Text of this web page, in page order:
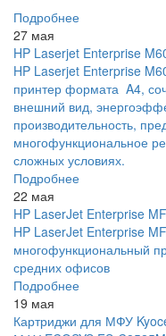
Подробнее
27 мая
HP Laserjet Enterprise
HP Laserjet Enterprise
принтер формата A4,
внешний вид,
производительность,
многофункциональное
сложных условиях.
Подробнее
22 мая
HP LaserJet Enterprise
HP LaserJet Enterprise
многофункциональный
средних офисов
Подробнее
19 мая
Картриджи для МФУ